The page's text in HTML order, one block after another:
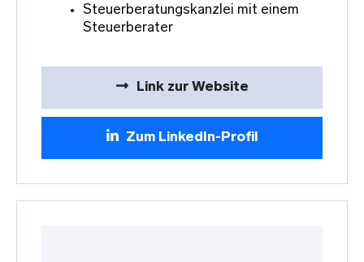
Steuerberatungskanzlei mit einem
Steuerberater
Link zur Website
Zum LinkedIn-Profil